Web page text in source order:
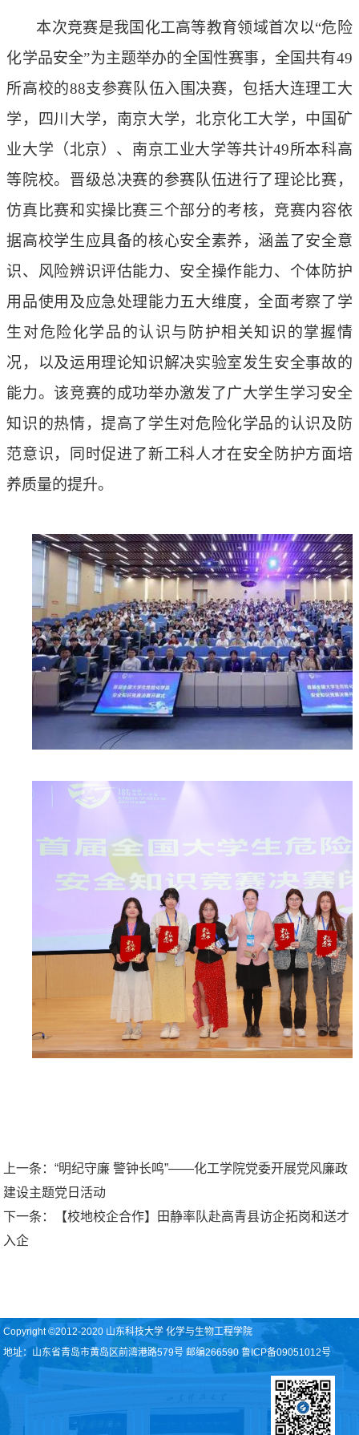
本次竞赛是我国化工高等教育领域首次以“危险
化学品安全”为主题举办的全国性赛事，全国共有49
所高校的88支参赛队伍入围决赛， 包括大连理工大
学，
四川大学，南京大学，北京化工大学，中国矿
业大学（北京） 、南京工业大学等共计49所本科高
等院校。晋级总决赛的参赛队伍进行了理论比赛，
仿真比赛和实操比赛三个部分的考核， 竞赛内容依
据高校学生应具备的核心安全素养 ， 涵盖了安全意
识、风险辨识评估能力、安全操作能力、个体防护
用品使用及应急处理能力五大维度，全面考察了学
生对危险化学品的认识与防护相关知识的掌握情
况，以及运用理论知识解决实验室发生安全事故的
能力。该竞赛的成功举办激发了广大学生学习安全
知识的热情，提高了学生对危险化学品的认识及防
范意识，同时促进了新工科人才在安全防护方面培
养质量的提升。
上一条：“明纪守廉 警钟长鸣”——化工学院党委开展党风廉政
建设主题党日活动
下一条：
【校地校企合作】田静率队赴高青县访企拓岗和送才
入企
Copyright ©2012-2020 山东科技大学 化学与生物工程学院
地址：山东省青岛市黄岛区前湾港路579号 邮编266590 鲁ICP备09051012号